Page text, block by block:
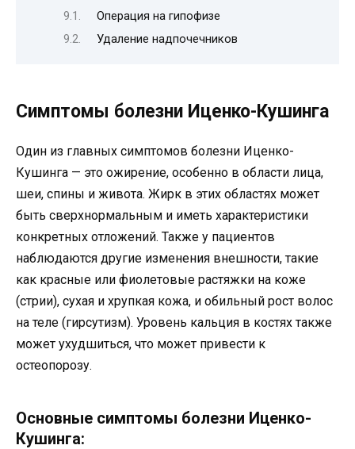
Операция на гипофизе
Удаление надпочечников
Симптомы болезни Иценко-Кушинга
Один из главных симптомов болезни Иценко-
Кушинга — это ожирение, особенно в области лица,
шеи, спины и живота. Жирк в этих областях может
быть сверхнормальным и иметь характеристики
конкретных отложений. Также у пациентов
наблюдаются другие изменения внешности, такие
как красные или фиолетовые растяжки на коже
(стрии), сухая и хрупкая кожа, и обильный рост волос
на теле (гирсутизм). Уровень кальция в костях также
может ухудшиться, что может привести к
остеопорозу.
Основные симптомы болезни Иценко-
Кушинга: